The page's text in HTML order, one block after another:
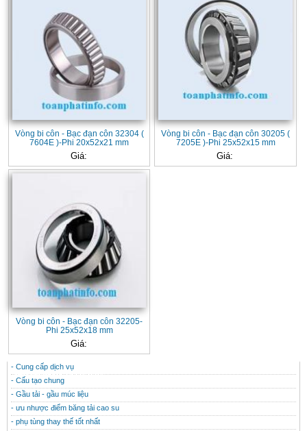
Vòng bi côn - Bạc đạn côn 32304 (
7604E )-Phi 20x52x21 mm
Giá:
Vòng bi côn - Bạc đạn côn 30205 (
7205E )-Phi 25x52x15 mm
Giá:
Vòng bi côn - Bạc đạn côn 32205-
Phi 25x52x18 mm
Giá:
CONTACT
THÔNG TIN HỮU ÍCH
- Cung cấp dịch vụ
- Cấu tạo chung
- Gầu tải - gầu múc liệu
- ưu nhược điểm băng tải cao su
- phụ tùng thay thế tốt nhất